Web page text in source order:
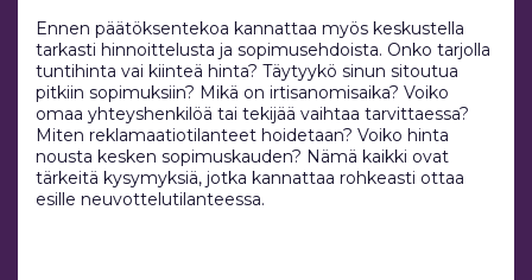
Ennen päätöksentekoa kannattaa myös keskustella
tarkasti hinnoittelusta ja sopimusehdoista. Onko tarjolla
tuntihinta vai kiinteä hinta? Täytyykö sinun sitoutua
pitkiin sopimuksiin? Mikä on irtisanomisaika? Voiko
omaa yhteyshenkilöä tai tekijää vaihtaa tarvittaessa?
Miten reklamaatiotilanteet hoidetaan? Voiko hinta
nousta kesken sopimuskauden? Nämä kaikki ovat
tärkeitä kysymyksiä, jotka kannattaa rohkeasti ottaa
esille neuvottelutilanteessa.